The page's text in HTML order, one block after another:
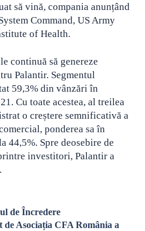
să vină, compania anunțând
Command, US Army
of Health.
continuă să genereze
Palantir. Segmentul
59,3% din vânzări în
Cu toate acestea, al treilea
o creștere semnificativă a
ponderea sa în
44,5%. Spre deosebire de
investitori, Palantir a
de Încredere
de Asociația CFA România a